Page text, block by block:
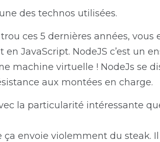
des technos utilisées.
ces 5 dernières années, vous
JavaScript. NodeJS c’est un
machine virtuelle ! NodeJs se
aux montées en charge.
la particularité intéressante
envoie violemment du steak.